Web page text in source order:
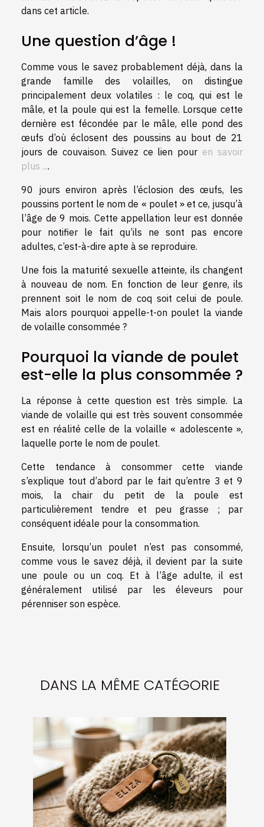
dans cet article.
Une question d’âge !
Comme vous le savez probablement déjà, dans la
grande famille des volailles, on distingue
principalement deux volatiles : le coq, qui est le
mâle, et la poule qui est la femelle. Lorsque cette
dernière est fécondée par le mâle, elle pond des
œufs d’où éclosent des poussins au bout de 21
jours de couvaison. Suivez ce lien pour en savoir
plus ....
90 jours environ après l’éclosion des œufs, les
poussins portent le nom de « poulet » et ce, jusqu’à
l’âge de 9 mois. Cette appellation leur est donnée
pour notifier le fait qu’ils ne sont pas encore
adultes, c’est-à-dire apte à se reproduire.
Une fois la maturité sexuelle atteinte, ils changent
à nouveau de nom. En fonction de leur genre, ils
prennent soit le nom de coq soit celui de poule.
Mais alors pourquoi appelle-t-on poulet la viande
de volaille consommée ?
Pourquoi la viande de poulet
est-elle la plus consommée ?
La réponse à cette question est très simple. La
viande de volaille qui est très souvent consommée
est en réalité celle de la volaille « adolescente »,
laquelle porte le nom de poulet.
Cette tendance à consommer cette viande
s’explique tout d’abord par le fait qu’entre 3 et 9
mois, la chair du petit de la poule est
particulièrement tendre et peu grasse ; par
conséquent idéale pour la consommation.
Ensuite, lorsqu’un poulet n’est pas consommé,
comme vous le savez déjà, il devient par la suite
une poule ou un coq. Et à l’âge adulte, il est
généralement utilisé par les éleveurs pour
pérenniser son espèce.
DANS LA MÊME CATÉGORIE